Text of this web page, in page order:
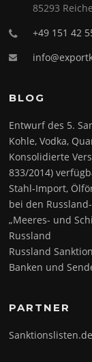
85293
+49 151 42
BLOG
Entwurf des 5.
Kohle, Vodka,
Konsolidierte
833/2014)
Stahl-Import,
bei den
„Meeres- und
Russland
Russland
Banken und
PARTNER
Sanktionslisten.de